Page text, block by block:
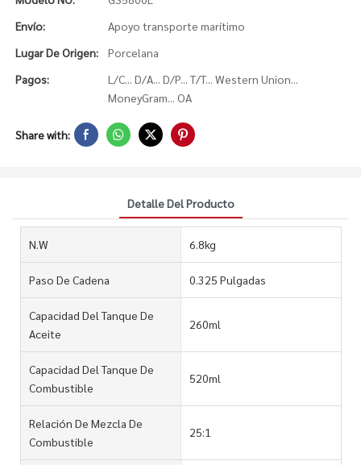
Envío:
Apoyo transporte marítimo
Lugar De Origen:
Porcelana
Pagos:
L/C... D/A... D/P... T/T... Western Union...
MoneyGram... OA
Share with:
Detalle Del Producto
N.W 6.8kg
Paso De Cadena 0.325 Pulgadas
Capacidad Del Tanque De
Aceite
260ml
Capacidad Del Tanque De
Combustible
520ml
Relación De Mezcla De
Combustible
25:1